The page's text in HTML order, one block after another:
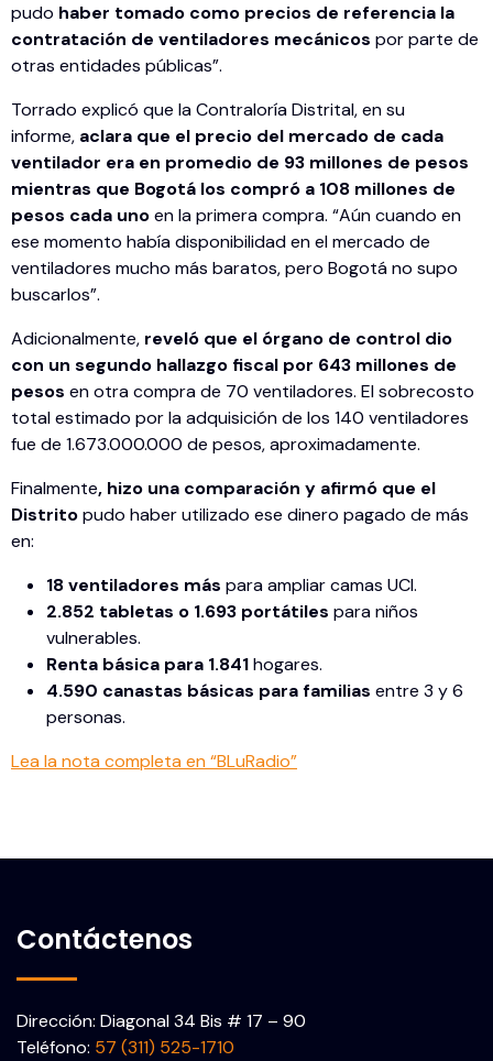
pudo haber tomado como precios de referencia la
contratación de ventiladores mecánicos por parte de
otras entidades públicas”.
Torrado explicó que la Contraloría Distrital, en su
informe, aclara que el precio del mercado de cada
ventilador era en promedio de 93 millones de pesos
mientras que Bogotá los compró a 108 millones de
pesos cada unoen la primera compra. “Aún cuando en
ese momento había disponibilidad en el mercado de
ventiladores mucho más baratos, pero Bogotá no supo
buscarlos”.
Adicionalmente, reveló que el órgano de control dio
con un segundo hallazgo fiscal por 643 millones de
pesos en otra compra de 70 ventiladores. El sobrecosto
total estimado por la adquisición de los 140 ventiladores
fue de 1.673.000.000 de pesos, aproximadamente.
Finalmente, hizo una comparación y afirmó que el
Distritopudo haber utilizado ese dinero pagado de más
en:
18 ventiladores más para ampliar camas UCI.
2.852 tabletas o 1.693 portátiles para niños
vulnerables.
Renta básica para 1.841hogares.
4.590 canastas básicas para familias entre 3 y 6
personas.
Lea la nota completa en “BLuRadio”
Contáctenos
Dirección: Diagonal 34 Bis # 17 – 90
Teléfono: 57 (311) 525-1710